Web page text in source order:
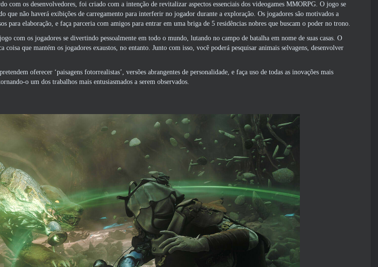
com os desenvolvedores, foi criado com a intenção de revitalizar aspectos essenciais dos videogames MMORPG. O jogo se
que não haverá exibições de carregamento para interferir no jogador durante a exploração. Os jogadores são motivados a
para elaboração, e faça parceria com amigos para entrar em uma briga de 5 residências nobres que buscam o poder no trono.
com os jogadores se divertindo pessoalmente em todo o mundo, lutando no campo de batalha em nome de suas casas. O
coisa que mantém os jogadores exaustos, no entanto. Junto com isso, você poderá pesquisar animais selvagens, desenvolver
oferecer ‘paisagens fotorrealistas’, versões abrangentes de personalidade, e faça uso de todas as inovações mais
o um dos trabalhos mais entusiasmados a serem observados.